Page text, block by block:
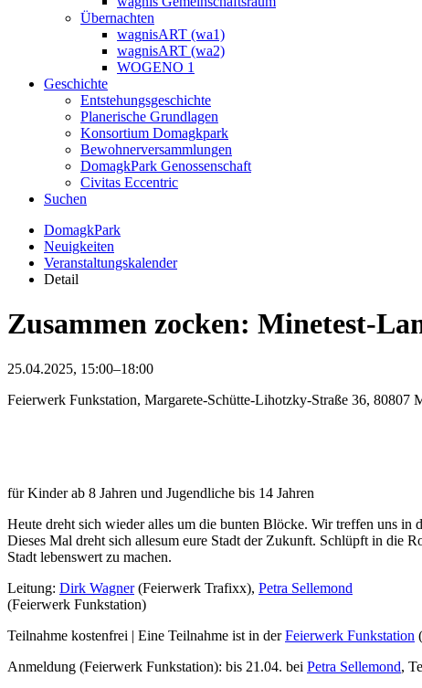
Übernachten
wagnisART (wa1)
wagnisART (wa2)
WOGENO 1
Geschichte
Entstehungsgeschichte
Planerische Grundlagen
Konsortium Domagkpark
Bewohnerversammlungen
DomagkPark Genossenschaft
Civitas Eccentric
Suchen
DomagkPark
Neuigkeiten
Veranstaltungskalender
Detail
Zusammen zocken: Minetest-
25.04.2025, 15:00–18:00
Feierwerk Funkstation, Margarete-Schütte-Lihotzky-Straße 36, 80807
für Kinder ab 8 Jahren und Jugendliche bis 14 Jahren
Heute dreht sich wieder alles um die bunten Blöcke. Wir treffen uns
Dieses Mal dreht sich allesum eure Stadt der Zukunft. Schlüpft in die
Stadt lebenswert zu machen.
Leitung: Dirk Wagner(Feierwerk Trafixx), Petra Sellemond
(Feierwerk Funkstation)
Teilnahme kostenfrei | Eine Teilnahme ist in derFeierwerk Funkstation
Anmeldung (Feierwerk Funkstation): bis 21.04. bei Petra Sellemond,